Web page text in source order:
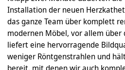
Installation der neuen
das ganze Team über komplett
modernen Möbel, vor allem über
liefert eine hervorragende
weniger Röntgenstrahlen und
bereit, mit denen wir auch